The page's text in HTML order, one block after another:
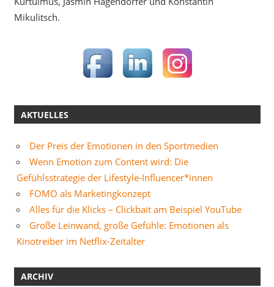
Mikulitsch.
AKTUELLES
Der Preis der Emotionen in den Sportmedien
Wenn Emotion zum Content wird: Die
Gefühlsstrategie der Lifestyle-Influencer*innen
FOMO als Marketingkonzept
Alles für die Klicks – Clickbait am Beispiel YouTube
Große Leinwand, große Gefühle: Emotionen als
Kinotreiber im Netflix-Zeitalter
ARCHIV